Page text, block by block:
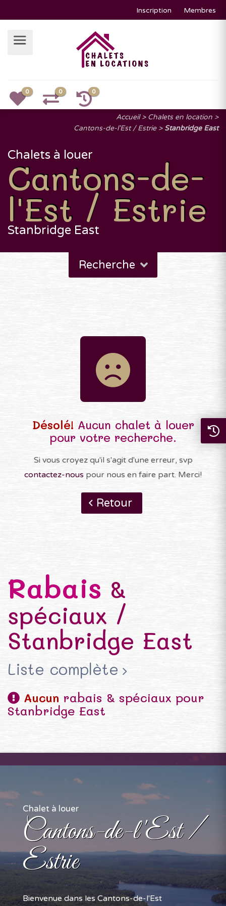
Inscription Membres
0 0 0
Accueil
Chalets en location
Cantons-de-l'Est / Estrie
Stanbridge East
Chalets à louer
Cantons-de-
l'Est / Estrie
Stanbridge East
Recherche
Désolé! Aucun chalet à louer
pour votre recherche.
Si vous croyez qu'il s'agit d'une erreur, svp
contactez-nous pour nous en faire part. Merci!
Retour
Rabais &
spéciaux /
Stanbridge East
Liste complète
Aucun rabais & spéciaux pour
Stanbridge East
Chalet à louer
Cantons-de-l'Est /
Estrie
Bienvenue dans les Cantons-de-l'Est